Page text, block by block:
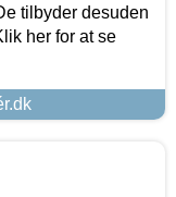
tilbyder desuden
her for at se